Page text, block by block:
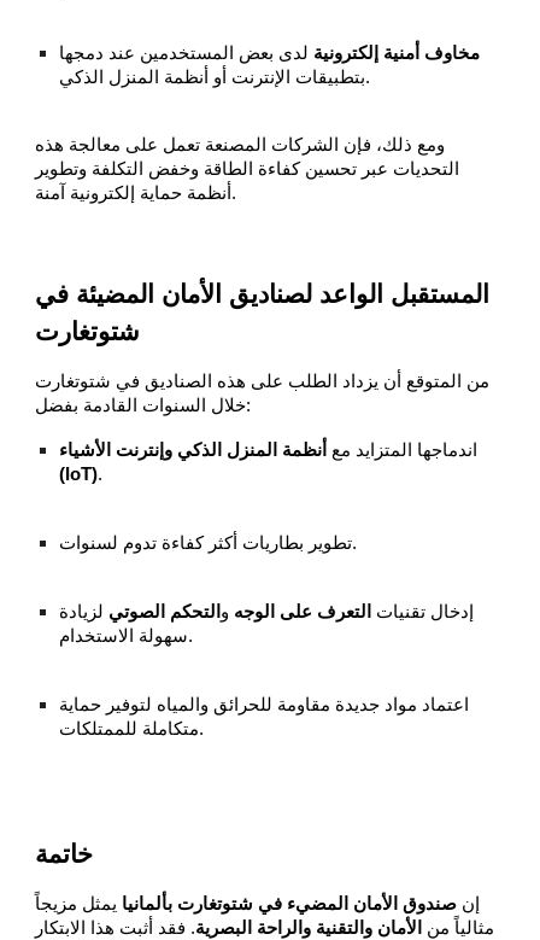
مخاوف أمنية إلكترونية لدى بعض المستخدمين عند دمجها
بتطبيقات الإنترنت أو أنظمة المنزل الذكي.
ومع ذلك، فإن الشركات المصنعة تعمل على معالجة هذه
التحديات عبر تحسين كفاءة الطاقة وخفض التكلفة وتطوير
أنظمة حماية إلكترونية آمنة.
المستقبل الواعد لصناديق الأمان المضيئة في
شتوتغارت
من المتوقع أن يزداد الطلب على هذه الصناديق في شتوتغارت
خلال السنوات القادمة بفضل:
اندماجها المتزايد مع أنظمة المنزل الذكي وإنترنت الأشياء
(IoT).
تطوير بطاريات أكثر كفاءة تدوم لسنوات.
إدخال تقنيات التعرف على الوجه و التحكم الصوتي لزيادة
سهولة الاستخدام.
اعتماد مواد جديدة مقاومة للحرائق والمياه لتوفير حماية
متكاملة للممتلكات.
خاتمة
إن صندوق الأمان المضيء في شتوتغارت بألمانيا يمثل مزيجاً
مثالياً من
الأمان والتقنية والراحة البصرية. فقد أثبت هذا الابتكار